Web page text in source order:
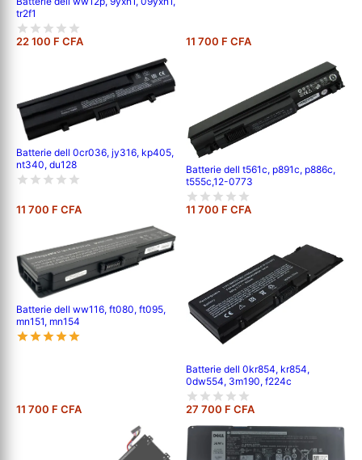
tr2f1
22 100 F CFA 11 700 F CFA
Batterie dell 0cr036, jy316, kp405,
nt340, du128
11 700 F CFA
Batterie dell t561c, p891c, p886c,
t555c,12-0773
11 700 F CFA
Batterie dell ww116, ft080, ft095,
mn151, mn154
11 700 F CFA
Batterie dell 0kr854, kr854,
0dw554, 3m190, f224c
27 700 F CFA